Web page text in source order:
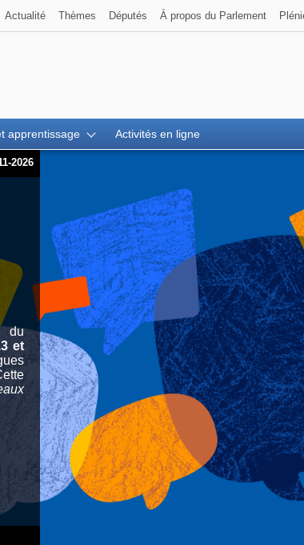
Actualité Thèmes Députés À propos du Parlement
apprentissage
Activités en ligne
2026
du
et